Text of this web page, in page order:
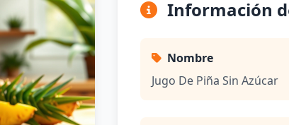
Información
Nombre
Jugo De Piña Sin Azúcar